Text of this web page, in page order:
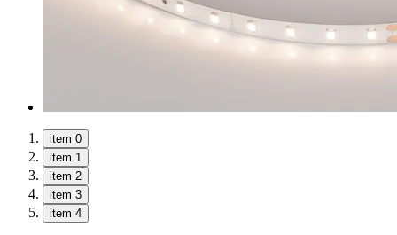
item 0
item 1
item 2
item 3
item 4